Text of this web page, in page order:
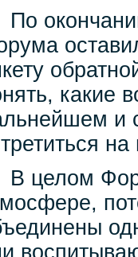
какие
и
целом